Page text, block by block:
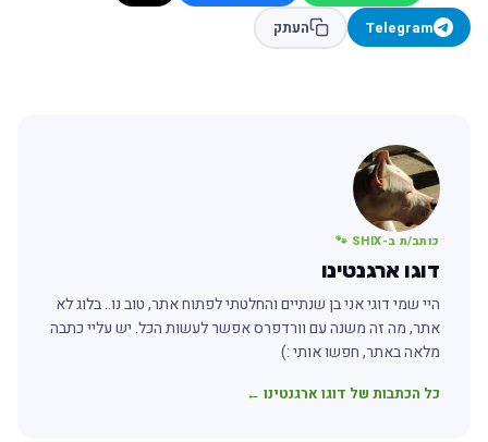
Telegram
העתק
כותב/ת ב-SHIX 🐾
דוגו ארגנטינו
היי שמי דוגי אני בן שנתיים והחלטתי לפתוח אתר, טוב נו.. בלוג לא
אתר, מה זה משנה עם וורדפרס אפשר לעשות הכל. יש עליי כתבה
מלאה באתר, חפשו אותי :)
כל הכתבות של דוגו ארגנטינו ←